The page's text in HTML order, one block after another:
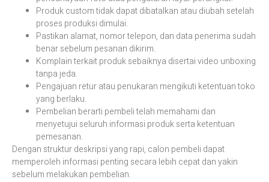
Produk custom tidak dapat dibatalkan atau diubah setelah
proses produksi dimulai.
Pastikan alamat, nomor telepon, dan data penerima sudah
benar sebelum pesanan dikirim.
Komplain terkait produk sebaiknya disertai video unboxing
tanpa jeda.
Pengajuan retur atau penukaran mengikuti ketentuan toko
yang berlaku.
Pembelian berarti pembeli telah memahami dan
menyetujui seluruh informasi produk serta ketentuan
pemesanan.
Dengan struktur deskripsi yang rapi, calon pembeli dapat
memperoleh informasi penting secara lebih cepat dan yakin
sebelum melakukan pembelian.